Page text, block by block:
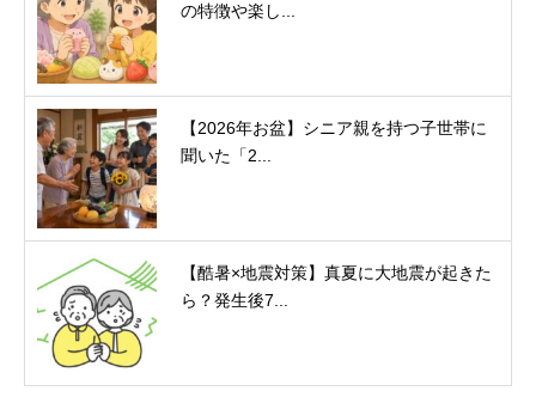
の特徴や楽し...
【2026年お盆】シニア親を持つ子世帯に
聞いた「2...
【酷暑×地震対策】真夏に大地震が起きた
ら？発生後7...